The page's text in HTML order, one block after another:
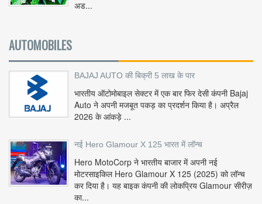
अड...
AUTOMOBILES
BAJAJ AUTO की बिक्री 5 लाख के पार
भारतीय ऑटोमोबाइल सेक्टर में एक बार फिर देसी कंपनी Bajaj
Auto ने अपनी मजबूत पकड़ का प्रदर्शन किया है। अप्रैल
2026 के आंकड़े ...
नई Hero Glamour X 125 भारत में लॉन्च
Hero MotoCorp ने भारतीय बाजार में अपनी नई
मोटरसाइकिल Hero Glamour X 125 (2025) को लॉन्च
कर दिया है। यह बाइक कंपनी की लोकप्रिय Glamour सीरीज़
का...